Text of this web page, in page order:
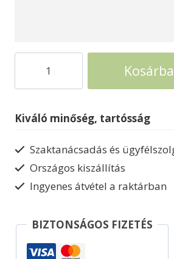
szekrény
fém
szerszámtároló
Kiváló minőség, tartósság
Szaktanácsadás és
Országos kiszállítás
Ingyenes átvétel a raktárban
BIZTONSÁGOS FIZETÉS